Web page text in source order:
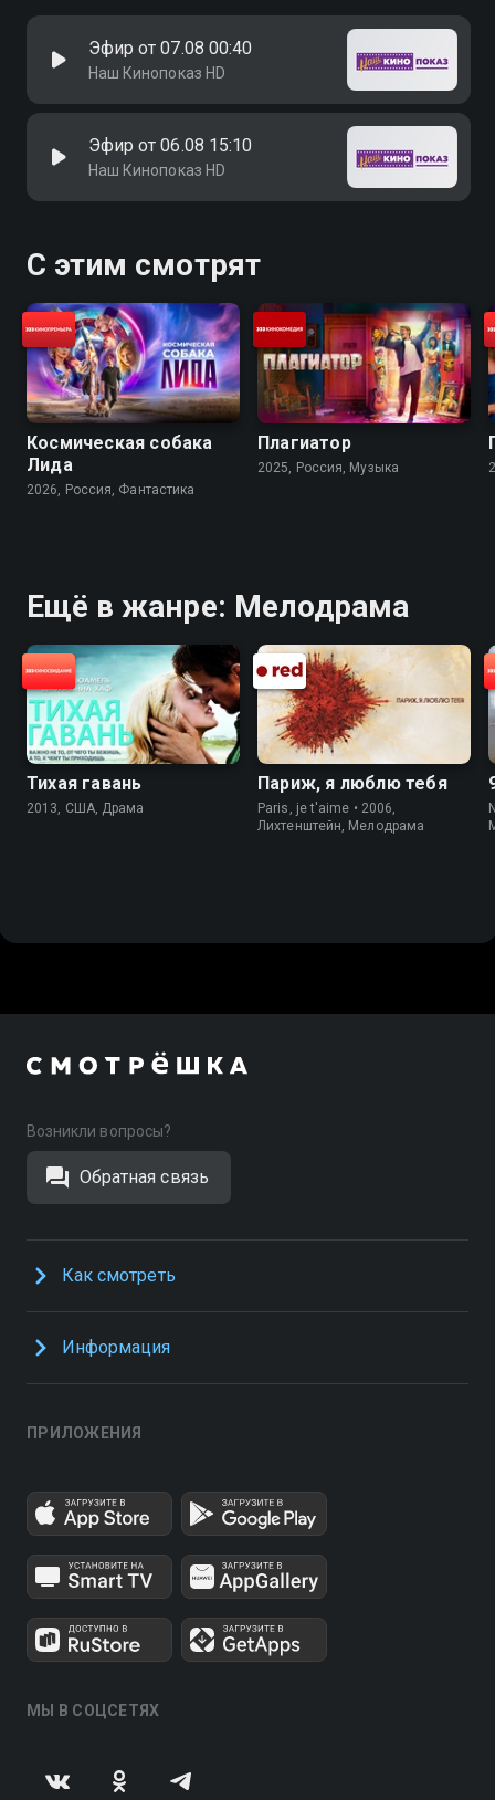
Эфир от 07.08 00:40
Наш Кинопоказ HD
Эфир от 06.08 15:10
Наш Кинопоказ HD
С этим смотрят
Космическая собака
Лида
2026, Россия, Фантастика
Плагиатор
2025, Россия, Музыка
Ещё в жанре: Мелодрама
Тихая гавань
2013, США, Драма
Париж, я люблю тебя
Paris, je t'aime • 2006,
Лихтенштейн, Мелодрама
Возникли вопросы?
Обратная связь
Как смотреть
Информация
ПРИЛОЖЕНИЯ
МЫ В СОЦСЕТЯХ